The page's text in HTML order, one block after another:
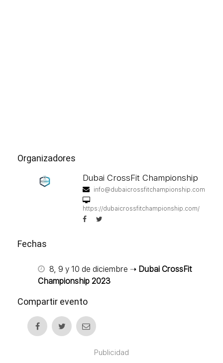
Organizadores
Dubai CrossFit Championship
info@dubaicrossfitchampionship.com
https://dubaicrossfitchampionship.com/
Fechas
8, 9 y 10 de diciembre ➝ Dubai CrossFit
Championship 2023
Compartir evento
Publicidad